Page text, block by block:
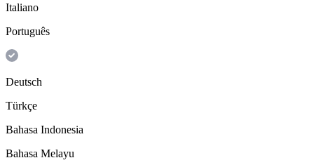
Italiano
Português
Deutsch
Türkçe
Bahasa Indonesia
Bahasa Melayu